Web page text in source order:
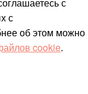
с
об этом можно
cookie.